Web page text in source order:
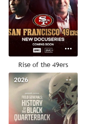
Rise of the 49ers
--
2026